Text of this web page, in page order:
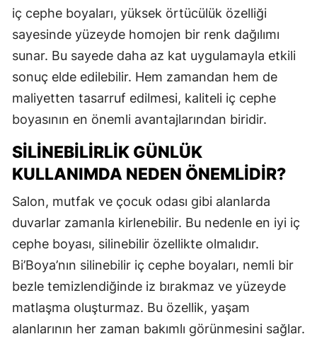
iç cephe boyaları, yüksek örtücülük özelliği
sayesinde yüzeyde homojen bir renk dağılımı
sunar. Bu sayede daha az kat uygulamayla etkili
sonuç elde edilebilir. Hem zamandan hem de
maliyetten tasarruf edilmesi, kaliteli iç cephe
boyasının en önemli avantajlarından biridir.
SILINEBILIRLIK GÜNLÜK
KULLANIMDA NEDEN ÖNEMLIDIR?
Salon, mutfak ve çocuk odası gibi alanlarda
duvarlar zamanla kirlenebilir. Bu nedenle en iyi iç
cephe boyası, silinebilir özellikte olmalıdır.
Bi’Boya’nın silinebilir iç cephe boyaları, nemli bir
bezle temizlendiğinde iz bırakmaz ve yüzeyde
matlaşma oluşturmaz. Bu özellik, yaşam
alanlarının her zaman bakımlı görünmesini sağlar.